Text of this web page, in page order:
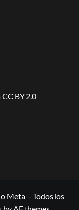
CC BY 2.0
Metal - Todos los